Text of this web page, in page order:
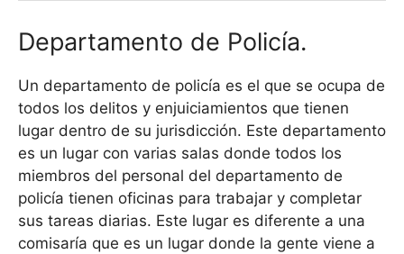
Departamento de Policía.
Un departamento de policía es el que se ocupa de
todos los delitos y enjuiciamientos que tienen
lugar dentro de su jurisdicción. Este departamento
es un lugar con varias salas donde todos los
miembros del personal del departamento de
policía tienen oficinas para trabajar y completar
sus tareas diarias. Este lugar es diferente a una
comisaría que es un lugar donde la gente viene a